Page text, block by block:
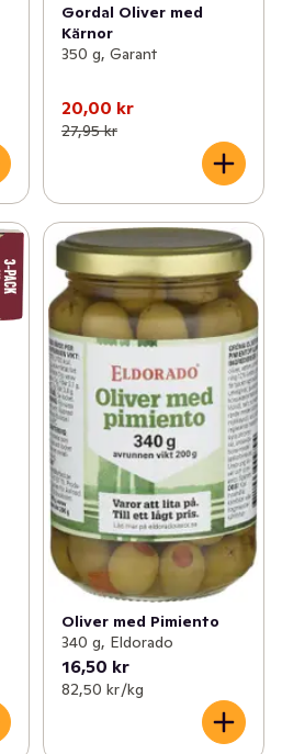
Gordal Oliver med
Kärnor
350 g, Garant
20,00 kr
27,95 kr
Oliver med Pimiento
340 g, Eldorado
16,50 kr
82,50 kr /kg